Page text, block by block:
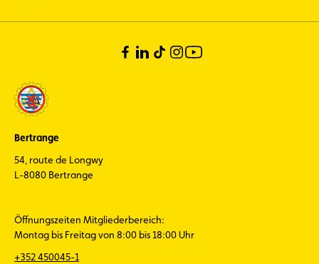
Bertrange
54, route de Longwy
L-8080 Bertrange
Öffnungszeiten Mitgliederbereich:
Montag bis Freitag von 8:00 bis 18:00 Uhr
+352 450045-1